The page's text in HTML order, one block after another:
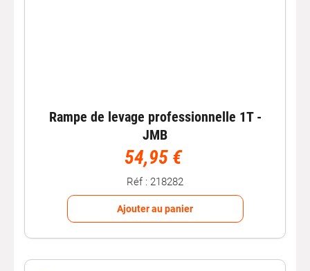
Rampe de levage professionnelle 1T -
JMB
54,95 €
Réf : 218282
Ajouter au panier